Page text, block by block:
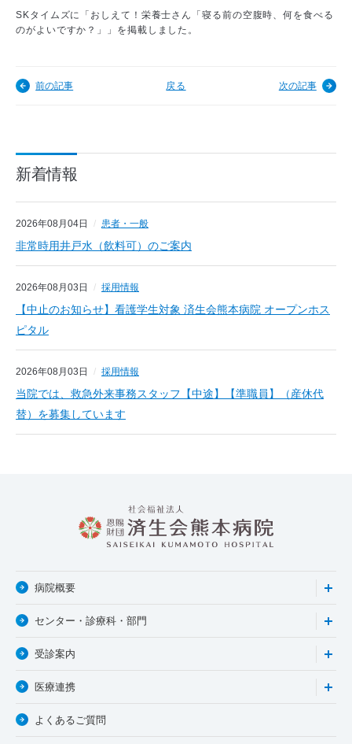
SKタイムズに「おしえて！栄養士さん「寝る前の空腹時、何を食べる
のがよいですか？」」を掲載しました。
前の記事 戻る 次の記事
新着情報
2026年08月04日 患者・一般
非常時用井戸水（飲料可）のご案内
2026年08月03日 採用情報
【中止のお知らせ】看護学生対象 済生会熊本病院 オープンホス
ピタル
2026年08月03日 採用情報
当院では、救急外来事務スタッフ【中途】【準職員】（産休代
替）を募集しています
病院概要
センター・診療科・部門
受診案内
医療連携
よくあるご質問